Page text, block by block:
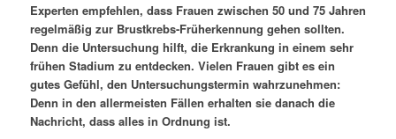
Experten empfehlen, dass Frauen zwischen 50 und 75 Jahren
regelmäßig zur Brustkrebs-Früherkennung gehen sollten.
Denn die Untersuchung hilft, die Erkrankung in einem sehr
frühen Stadium zu entdecken. Vielen Frauen gibt es ein
gutes Gefühl, den Untersuchungstermin wahrzunehmen:
Denn in den allermeisten Fällen erhalten sie danach die
Nachricht, dass alles in Ordnung ist.